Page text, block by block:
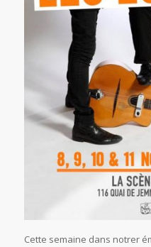
Cette semaine dans notrer